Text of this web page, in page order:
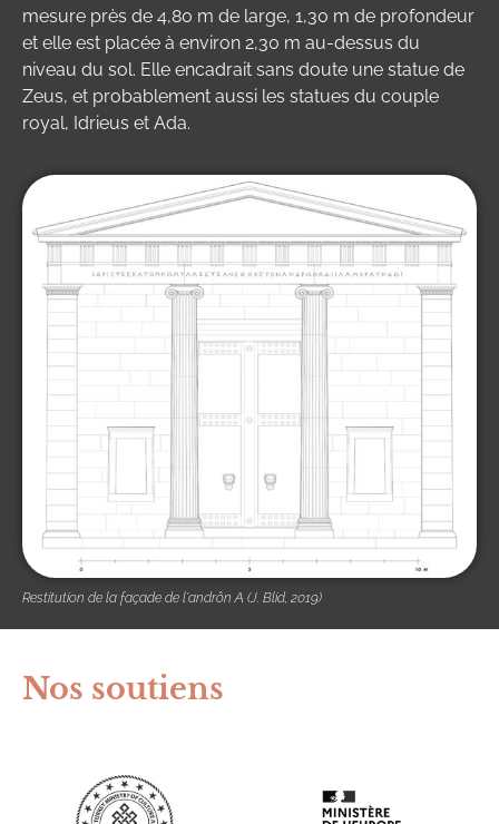
mesure près de 4,80 m de large, 1,30 m de profondeur
et elle est placée à environ 2,30 m au-dessus du
niveau du sol. Elle encadrait sans doute une statue de
Zeus, et probablement aussi les statues du couple
royal, Idrieus et Ada.
Restitution de la façade de l'andrôn A (J. Blid, 2019)
Nos soutiens